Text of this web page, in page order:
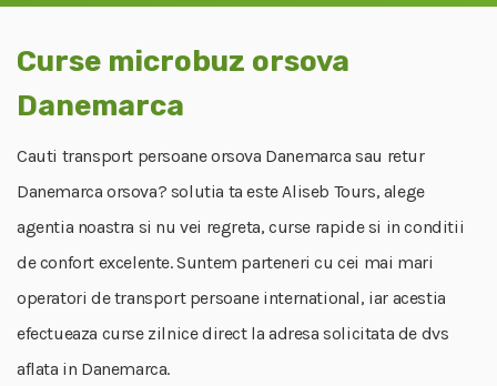
Curse microbuz orsova
Danemarca
Cauti transport persoane orsova Danemarca sau retur
Danemarca orsova? solutia ta este Aliseb Tours, alege
agentia noastra si nu vei regreta, curse rapide si in conditii
de confort excelente. Suntem parteneri cu cei mai mari
operatori de transport persoane international, iar acestia
efectueaza curse zilnice direct la adresa solicitata de dvs
aflata in Danemarca.